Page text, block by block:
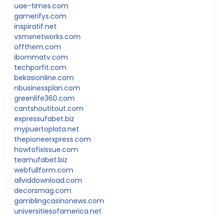
uae-times.com
gamerifys.com
inspiratif.net
vsmsnetworks.com
offthem.com
ibommatv.com
techporfit.com
bekasionline.com
nbusinessplan.com
greenlife360.com
cantshoutitout.com
expressufabet.biz
mypuertoplata.net
thepioneerxpress.com
howtofixissue.com
teamufabet.biz
webfullform.com
allviddownload.com
decorsmag.com
gamblingcasinonews.com
universitiesofamerica.net